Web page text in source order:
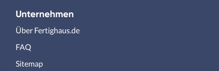
Unternehmen
Über Fertighaus.de
FAQ
Sitemap